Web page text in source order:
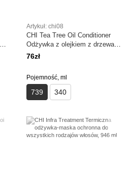
Artykuł: chi08
CHI Tea Tree Oil Conditioner
Odżywka z olejkiem z drzewa
herbacianego 739 ml
76zł
Pojemność, ml
739 340